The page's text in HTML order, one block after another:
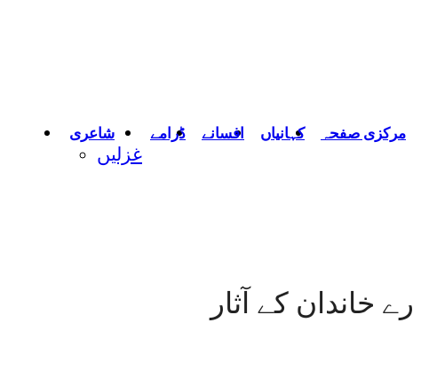
مرکزی صفحہ کہانیاں افسانے ڈرامے شاعری
غزلیں
رے خاندان کے آثار